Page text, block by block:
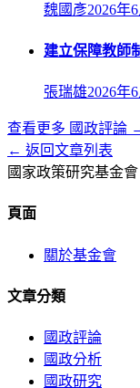
魏國彥2026年
建立保障教師
張瑞雄2026年
查看更多 國政評論
← 返回文章列表
國家政策研究基金會
頁面
關於基金會
文章分類
國政評論
國政分析
國政研究